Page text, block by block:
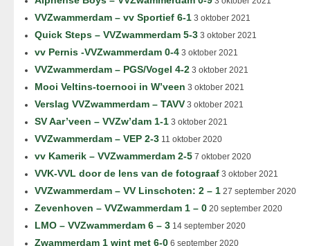
VVZwammerdam – vv Sportief 6-1 3 oktober 2021
Quick Steps – VVZwammerdam 5-3 3 oktober 2021
vv Pernis -VVZwammerdam 0-4 3 oktober 2021
VVZwammerdam – PGS/Vogel 4-2 3 oktober 2021
Mooi Veltins-toernooi in W’veen 3 oktober 2021
Verslag VVZwammerdam – TAVV 3 oktober 2021
SV Aar’veen – VVZw’dam 1-1 3 oktober 2021
VVZwammerdam – VEP 2-3 11 oktober 2020
vv Kamerik – VVZwammerdam 2-5 7 oktober 2020
VVK-VVL door de lens van de fotograaf 3 oktober 2021
VVZwammerdam – VV Linschoten: 2 – 1 27 september 2020
Zevenhoven – VVZwammerdam 1 – 0 20 september 2020
LMO – VVZwammerdam 6 – 3 14 september 2020
Zwammerdam 1 wint met 6-0 6 september 2020